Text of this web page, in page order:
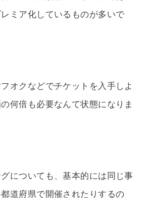
ミア化しているものが多いで
オクなどでチケットを入手しよ
何倍も必要なんて状態になりま
についても、基本的には同じ事
道府県で開催されたりするの